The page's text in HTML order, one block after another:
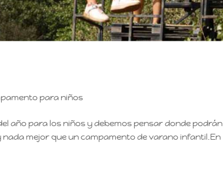
para niños
año para los niños y debemos pensar donde podrán
mejor que un campamento de varano infantil.En